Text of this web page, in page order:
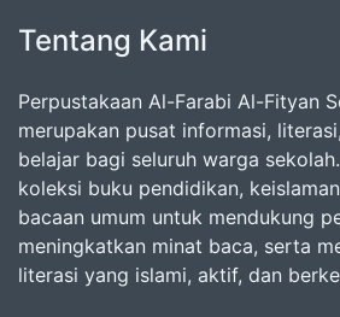
Tentang Kami
Perpustakaan Al-Farabi Al-Fityan
merupakan pusat informasi,
belajar bagi seluruh warga
koleksi buku pendidikan,
bacaan umum untuk mendukung
meningkatkan minat baca, serta
literasi yang islami, aktif, dan